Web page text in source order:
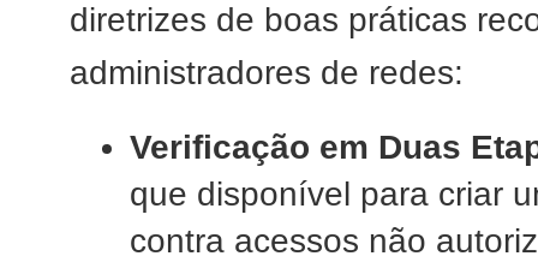
diretrizes de boas práticas
administradores de redes:
Verificação em Duas
que disponível para criar
contra acessos não